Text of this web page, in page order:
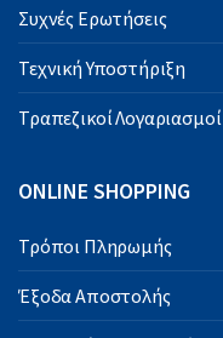
Συχνές Ερωτήσεις
Τεχνική Υποστήριξη
Τραπεζικοί Λογαριασμοί
ONLINE SHOPPING
Τρόποι Πληρωμής
Έξοδα Αποστολής